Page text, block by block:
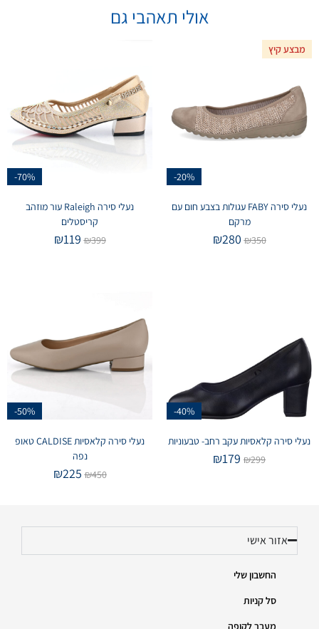
אולי תאהבי גם
מבצע קיץ
-20%
נעלי סירה FABY עגולות בצבע חום עם
מרקם
₪350
₪280
-70%
נעלי סירה Raleigh עור מוזהב
קריסטלים
₪399
₪119
-40%
נעלי סירה קלאסיות עקב רחב- טבעוניות
₪299
₪179
-50%
נעלי סירה קלאסיות CALDISE טאופ
נפה
₪450
₪225
אזור אישי
החשבון שלי
סל קניות
מעבר לקופה